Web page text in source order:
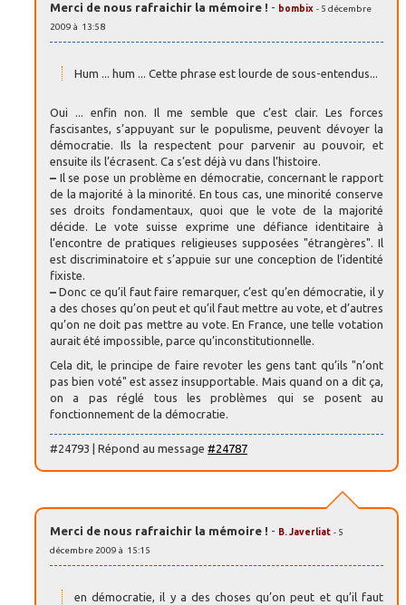
Merci de nous rafraichir la mémoire ! - bombix - 5 décembre
2009 à 13:58
Hum ... hum ... Cette phrase est lourde de sous-entendus...
Oui ... enfin non. Il me semble que c’est clair. Les forces
fascisantes, s’appuyant sur le populisme, peuvent dévoyer la
démocratie. Ils la respectent pour parvenir au pouvoir, et
ensuite ils l’écrasent. Ca s’est déjà vu dans l’histoire.
– Il se pose un problème en démocratie, concernant le rapport
de la majorité à la minorité. En tous cas, une minorité conserve
ses droits fondamentaux, quoi que le vote de la majorité
décide. Le vote suisse exprime une défiance identitaire à
l’encontre de pratiques religieuses supposées "étrangères". Il
est discriminatoire et s’appuie sur une conception de l’identité
fixiste.
– Donc ce qu’il faut faire remarquer, c’est qu’en démocratie, il y
a des choses qu’on peut et qu’il faut mettre au vote, et d’autres
qu’on ne doit pas mettre au vote. En France, une telle votation
aurait été impossible, parce qu’inconstitutionnelle.
Cela dit, le principe de faire revoter les gens tant qu’ils "n’ont
pas bien voté" est assez insupportable. Mais quand on a dit ça,
on a pas réglé tous les problèmes qui se posent au
fonctionnement de la démocratie.
#24793 | Répond au message #24787
Merci de nous rafraichir la mémoire ! - B. Javerliat - 5
décembre 2009 à 15:15
en démocratie, il y a des choses qu’on peut et qu’il faut